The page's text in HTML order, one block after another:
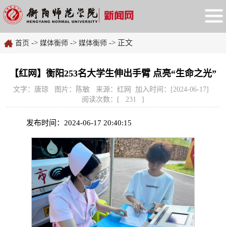
首页 -> 媒体衡师 -> 媒体衡师 -> 正文
【红网】衡阳253名大学生伸出手臂 点亮“生命之光”
文字：唐琼 图片：陈敏 来源：红网 加入时间：[2024-06-17]
阅读次数：[
231 ]
发布时间：2024-06-17 20:40:15